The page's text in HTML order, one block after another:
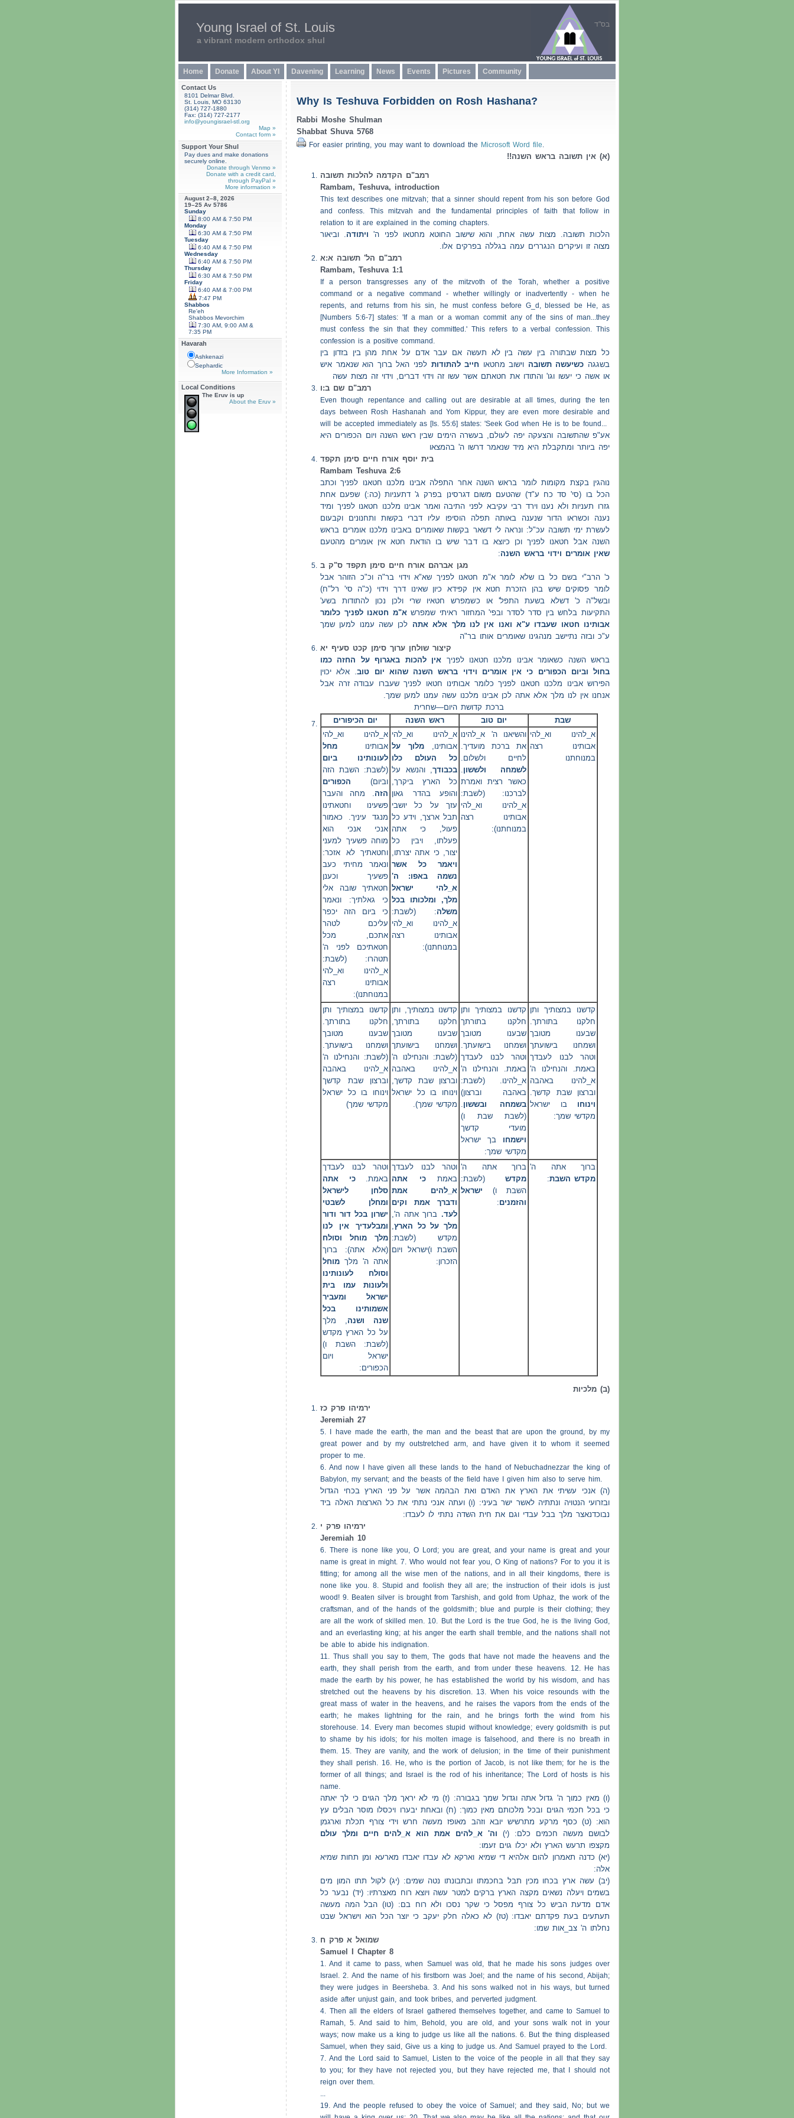
בס"ד Young Israel of St. Louis
a vibrant modern orthodox shul
Home Donate About YI Davening Learning News Events Pictures Community
Why Is Teshuva Forbidden on Rosh Hashana?
Rabbi Moshe Shulman
Shabbat Shuva 5768
For easier printing, you may want to download the Microsoft Word file.
(א) אין תשובה בראש השנה!!
רמב"ם הקדמה להלכות תשובה
Rambam, Teshuva, introduction
This text describes one mitzvah; that a sinner should repent from his son before God
and confess. This mitzvah and the fundamental principles of faith that follow in
relation to it are explained in the coming chapters.
הלכות תשובה. מצות עשה אחת, והוא שישוב החוטא מחטאו לפני ה' ויתודה. וביאור
מצוה זו ועיקרים הנגררים עמה בגללה בפרקים אלו.
רמב"ם הל' תשובה א:א
Rambam, Teshuva 1:1
If a person transgresses any of the mitzvoth of the Torah, whether a positive
command or a negative command - whether willingly or inadvertently - when he
repents, and returns from his sin, he must confess before G_d, blessed be He, as
[Numbers 5:6-7] states: 'If a man or a woman commit any of the sins of man...they
must confess the sin that they committed.' This refers to a verbal confession. This
confession is a positive command.
כל מצות שבתורה בין עשה בין לא תעשה אם עבר אדם על אחת מהן בין בזדון בין
בשגגה כשיעשה תשובה וישוב מחטאו חייב להתודות לפני האל ברוך הוא שנאמר איש
או אשה כי יעשו וגו' והתודו את חטאתם אשר עשו זה וידוי דברים, וידוי זה מצות עשה
רמב"ם שם ב:ו
Even though repentance and calling out are desirable at all times, during the ten
days between Rosh Hashanah and Yom Kippur, they are even more desirable and
will be accepted immediately as [Is. 55:6] states: 'Seek God when He is to be found...
אע"פ שהתשובה והצעקה יפה לעולם, בעשרה הימים שבין ראש השנה ויום הכפורים היא
יפה ביותר ומתקבלת היא מיד שנאמר דרשו ה' בהמצאו
בית יוסף אורח חיים סימן תקפד
Rambam Teshuva 2:6
נוהגין בקצת מקומות לומר בראש השנה אחר התפלה אבינו מלכנו חטאנו לפניך וכתב
הכל בו (סי' סד כח ע"ד) שהטעם משום דגרסינן בפרק ג' דתעניות (כה:) שפעם אחת
גזרו תעניות ולא נענו וירד רבי עקיבא לפני התיבה ואמר אבינו מלכנו חטאנו לפניך ומיד
נענה וכשראו הדור שנענה באותה תפלה הוסיפו עליו דברי בקשות ותחנונים וקבעום
לעשרת ימי תשובה עכ"ל: ונראה לי דשאר בקשות שאומרים באבינו מלכנו אומרים בראש
השנה אבל חטאנו לפניך וכן כיוצא בו דבר שיש בו הודאת חטא אין אומרים מהטעם
שאין אומרים וידוי בראש השנה:
מגן אברהם אורח חיים סימן תקפד ס"ק ב
כ' הרב"י בשם כל בו שלא לומר א"מ חטאנו לפניך שא"א וידוי בר"ה וכ"כ הזוהר אבל
לומר פסוקים שיש בהן הזכרת חטא אין קפידא כיון שאינו דרך וידוי (כ"ה סי' רל"ח)
ובשל"ה כ' דשלא בשעת התפל' או כשמפרש חטאיו שרי ולכן נכון להתודות בשע'
התקיעות בלחש בין סדר לסדר ובפי' המחזור ראיתי שמפרשא"מ חטאנו לפניך כלומר
אבותינו חטאו שעבדו ע"א ואנו אין לנו מלך אלא אתה לכן עשה עמנו למען שמך
ע"כ ובזה נתיישב מנהגינו שאומרים אותו בר"ה
קיצור שולחן ערוך סימן קכט סעיף יא
בראש השנה כשאומר אבינו מלכנו חטאנו לפניך אין להכות באגרוף על החזה כמו
בחול וביום הכפורים כי אין אומרים וידוי בראש השנה שהוא יום טוב. אלא יכוין
הפירוש אבינו מלכנו חטאנו לפניך כלומר אבותינו חטאו לפניך שעברו עבודה זרה אבל
אנחנו אין לנו מלך אלא אתה לכן אבינו מלכנו עשה עמנו למען שמך.
ברכת קדושת היום—שחרית
יום הכיפורים
ראש השנה יום טוב
שבת
א_להינו וא_להי
אבותינו מחל
לעונותינו ביום
(לשבת: השבת הזה
וביום) הכפורים
הזה. מחה והעבר
פשעינו וחטאתינו
מנגד עיניך. כאמור
אנכי אנכי הוא
מוחה פשעיך למעני
וחטאתיך לא אזכר:
ונאמר מחיתי כעב
פשעיך וכענן
חטאתיך שובה אלי
כי גאלתיך: ונאמר
כי ביום הזה יכפר
עליכם לטהר
אתכם, מכל
חטאתיכם לפני ה'
תטהרו: (לשבת:
א_להינו וא_להי
אבותינו רצה
במנוחתנו):
א_להינו וא_להי
אבותינו, מלוך על
כל העולם כלו
בכבודך, והנשא על
כל הארץ ביקרך,
והופע בהדר גאון
עזך על כל יושבי
תבל ארצך, וידע כל
פעול, כי אתה
פעלתו, ויבין כל
יצור, כי אתה יצרתו,
ויאמר כל אשר
נשמה באפו: ה'
א_להי ישראל
מלך, ומלכותו בכל
משלה: (לשבת:
א_להינו וא_להי
אבותינו רצה
במנוחתנו):
והשיאנו ה' א_להינו
את ברכת מועדיך.
לחיים ולשלום.
לשמחה ולששון.
כאשר רצית ואמרת
לברכנו: (לשבת:
א_להינו וא_להי
אבותינו רצה
במנוחתנו):
א_להינו וא_להי
אבותינו רצה
במנוחתנו
קדשנו במצותיך ותן
חלקנו בתורתך.
שבענו מטובך
ושמחנו בישועתך.
(לשבת: והנחילנו ה'
א_להינו באהבה
וברצון שבת קדשך
וינוחו בו כל ישראל
מקדשי שמך)
קדשנו במצותיך, ותן
חלקנו בתורתך,
שבענו מטובך
ושמחנו בישועתך
(לשבת: והנחילנו ה'
א_להינו באהבה
וברצון שבת קדשך,
וינוחו בו כל ישראל
מקדשי שמך).
קדשנו במצותיך ותן
חלקנו בתורתך
שבענו מטובך
ושמחנו בישועתך.
וטהר לבנו לעבדך
באמת. והנחילנו ה'
א_להינו. (לשבת:
באהבה וברצון)
בשמחה ובששון.
(לשבת שבת ו)
מועדי קדשך
וישמחו בך ישראל
מקדשי שמך:
קדשנו במצותיך ותן
חלקנו בתורתך.
שבענו מטובך
ושמחנו בישועתך
וטהר לבנו לעבדך
באמת. והנחילנו ה'
א_להינו באהבה
וברצון שבת קדשך.
וינוחו בו ישראל
מקדשי שמך:
וטהר לבנו לעבדך
באמת.כי אתה
סלחן לישראל
ומחלן לשבטי
ישרון בכל דור ודור
ומבלעדיך אין לנו
מלך מוחל וסולח
(אלא אתה): ברוך
אתה ה' מלך מוחל
וסולח לעונותינו
ולעונות עמו בית
ישראל ומעביר
אשמותינו בכל
שנה ושנה, מלך
על כל הארץ מקדש
(לשבת: השבת ו)
ישראל ויום
הכפורים:
וטהר לבנו לעבדך
באמתכי אתה
א_להים אמת
ודברך אמת וקים
לעד. ברוך אתה ה',
מלך על כל הארץ,
מקדש (לשבת:
השבת ו)ישראל ויום
הזכרון:
ברוך אתה ה'
מקדש (לשבת:
השבת ו) ישראל
והזמנים:
ברוך אתה ה'
מקדש השבת:
(ב) מלכיות
ירמיהו פרק כז
Jeremiah 27
5. I have made the earth, the man and the beast that are upon the ground, by my
great power and by my outstretched arm, and have given it to whom it seemed
proper to me.
6. And now I have given all these lands to the hand of Nebuchadnezzar the king of
Babylon, my servant; and the beasts of the field have I given him also to serve him.
(ה) אנכי עשיתי את הארץ את האדם ואת הבהמה אשר על פני הארץ בכחי הגדול
ובזרועי הנטויה ונתתיה לאשר ישר בעיני: (ו) ועתה אנכי נתתי את כל הארצות האלה ביד
נבוכדנאצר מלך בבל עבדי וגם את חית השדה נתתי לו לעבדו:
ירמיהו פרק י
Jeremiah 10
6. There is none like you, O Lord; you are great, and your name is great and your
name is great in might. 7. Who would not fear you, O King of nations? For to you it is
fitting; for among all the wise men of the nations, and in all their kingdoms, there is
none like you. 8. Stupid and foolish they all are; the instruction of their idols is just
wood! 9. Beaten silver is brought from Tarshish, and gold from Uphaz, the work of the
craftsman, and of the hands of the goldsmith; blue and purple is their clothing; they
are all the work of skilled men. 10. But the Lord is the true God, he is the living God,
and an everlasting king; at his anger the earth shall tremble, and the nations shall not
be able to abide his indignation.
11. Thus shall you say to them, The gods that have not made the heavens and the
earth, they shall perish from the earth, and from under these heavens. 12. He has
made the earth by his power, he has established the world by his wisdom, and has
stretched out the heavens by his discretion. 13. When his voice resounds with the
great mass of water in the heavens, and he raises the vapors from the ends of the
earth; he makes lightning for the rain, and he brings forth the wind from his
storehouse. 14. Every man becomes stupid without knowledge; every goldsmith is put
to shame by his idols; for his molten image is falsehood, and there is no breath in
them. 15. They are vanity, and the work of delusion; in the time of their punishment
they shall perish. 16. He, who is the portion of Jacob, is not like them; for he is the
former of all things; and Israel is the rod of his inheritance; The Lord of hosts is his
name.
(ו) מאין כמוך ה' גדול אתה וגדול שמך בגבורה: (ז) מי לא יראך מלך הגוים כי לך יאתה
כי בכל חכמי הגוים ובכל מלכותם מאין כמוך: (ח) ובאחת יבערו ויכסלו מוסר הבלים עץ
הוא: (ט) כסף מרקע מתרשיש יובא וזהב מאופז מעשה חרש וידי צורף תכלת וארגמן
לבושם מעשה חכמים כלם: (י) וה' א_להים אמת הוא א_להים חיים ומלך עולם
מקצפו תרעש הארץ ולא יכלו גוים זעמו:
(יא) כדנה תאמרון להום אלהיא די שמיא וארקא לא עבדו יאבדו מארעא ומן תחות שמיא
אלה:
(יב) עשה ארץ בכחו מכין תבל בחכמתו ובתבונתו נטה שמים: (יג) לקול תתו המון מים
בשמים ויעלה נשאים מקצה הארץ ברקים למטר עשה ויוצא רוח מאצרתיו: (יד) נבער כל
אדם מדעת הביש כל צורף מפסל כי שקר נסכו ולא רוח בם: (טו) הבל המה מעשה
תעתעים בעת פקדתם יאבדו: (טז) לא כאלה חלק יעקב כי יוצר הכל הוא וישראל שבט
נחלתו ה' צב_אות שמו:
שמואל א פרק ח
Samuel I Chapter 8
1. And it came to pass, when Samuel was old, that he made his sons judges over
Israel. 2. And the name of his firstborn was Joel; and the name of his second, Abijah;
they were judges in Beersheba. 3. And his sons walked not in his ways, but turned
aside after unjust gain, and took bribes, and perverted judgment.
4. Then all the elders of Israel gathered themselves together, and came to Samuel to
Ramah, 5. And said to him, Behold, you are old, and your sons walk not in your
ways; now make us a king to judge us like all the nations. 6. But the thing displeased
Samuel, when they said, Give us a king to judge us. And Samuel prayed to the Lord.
7. And the Lord said to Samuel, Listen to the voice of the people in all that they say
to you; for they have not rejected you, but they have rejected me, that I should not
reign over them.
...
19. And the people refused to obey the voice of Samuel; and they said, No; but we
Contact Us
8101 Delmar Blvd.
St. Louis, MO 63130
(314) 727-1880
Fax: (314) 727-2177
info@youngisrael-stl.org
Map »
Contact form »
Support Your Shul
Pay dues and make donations
securely online.
Donate through Venmo »
Donate with a credit card,
through PayPal »
More information »
August 2–8, 2026
19–25 Av 5786
Sunday
8:00 AM & 7:50 PM
Monday
6:30 AM & 7:50 PM
Tuesday
6:40 AM & 7:50 PM
Wednesday
6:40 AM & 7:50 PM
Thursday
6:30 AM & 7:50 PM
Friday
6:40 AM & 7:00 PM
7:47 PM
Shabbos
Re'eh
ShabbosMevorchim
7:30 AM, 9:00 AM &
7:35 PM
Havarah
Ashkenazi
Sephardic
More Information »
Local Conditions
The Eruv is up
About the Eruv »